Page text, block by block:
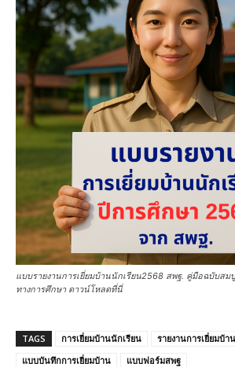
แบบรายงานการเยี่ยมบ้านนักเรียน2568 สพฐ. คู่มือฉบับส
ทางการศึกษา ดาวน์โหลดที่นี่
TAGS การเยี่ยมบ้านนักเรียน รายงานการเยี่ยมบ้าน
แบบบันทึกการเยี่ยมบ้าน
แบบฟอร์มสพฐ